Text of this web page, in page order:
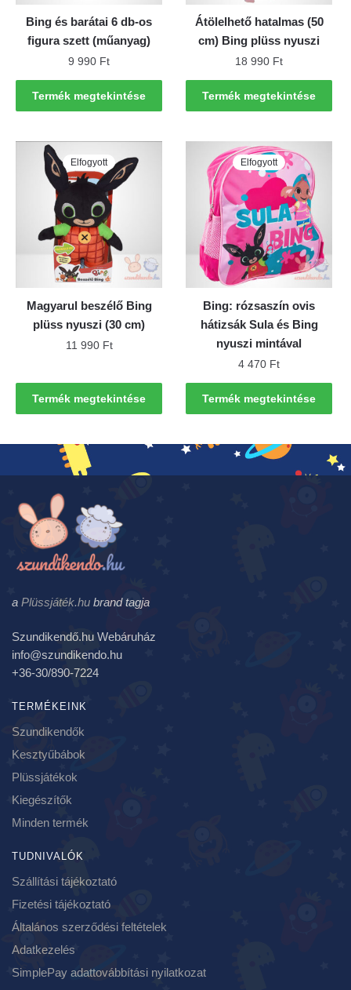
Bing és barátai 6 db-os
figura szett (műanyag)
9 990 Ft
Termék megtekintése
Átölelhető hatalmas (50
cm) Bing plüss nyuszi
18 990 Ft
Termék megtekintése
Elfogyott
Magyarul beszélő Bing
plüss nyuszi (30 cm)
11 990 Ft
Termék megtekintése
Elfogyott
Bing: rózsaszín ovis
hátizsák Sula és Bing
nyuszi mintával
4 470 Ft
Termék megtekintése
a Plüssjáték.hu brand tagja
Szundikendő.hu Webáruház
info@szundikendo.hu
+36-30/890-7224
TERMÉKEINK
Szundikendők
Kesztyűbábok
Plüssjátékok
Kiegészítők
Minden termék
TUDNIVALÓK
Szállítási tájékoztató
Fizetési tájékoztató
Általános szerződési feltételek
Adatkezelés
SimplePay adattovábbítási nyilatkozat